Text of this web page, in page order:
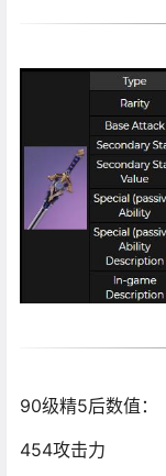
90级精5后数值：
454攻击力